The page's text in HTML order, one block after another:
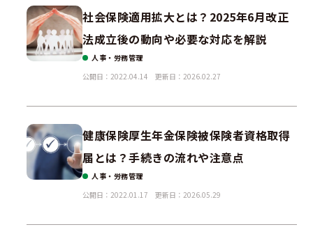
社会保険適用拡大とは？2025年6月改正
法成立後の動向や必要な対応を解説
人事・労務管理
公開日：2022.04.14
更新日：2026.02.27
健康保険厚生年金保険被保険者資格取得
届とは？手続きの流れや注意点
人事・労務管理
公開日：2022.01.17
更新日：2026.05.29